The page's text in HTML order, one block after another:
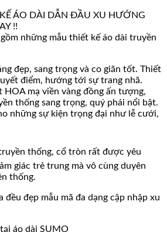
ÁO DÀI DẪN ĐẦU XU HƯỚNG
!!
những mẫu thiết kế áo dài truyền
đẹp, sang trọng và co giãn tốt. Thiết
điểm, hướng tới sự trang nhã.
mạ viền vàng đồng ấn tượng,
thống sang trọng, quý phái nổi bật.
những sự kiện trọng đại như lễ cưới,
thống, cổ tròn rất được yêu
giác trẻ trung mà vô cùng duyên
thống.
đều đẹp mẫu mã đa dạng cập nhập xu
áo dài SUMO